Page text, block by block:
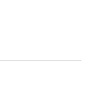
zuinige Led